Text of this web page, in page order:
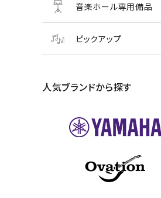
音楽ホール専用備品
ピックアップ
人気ブランドから探す